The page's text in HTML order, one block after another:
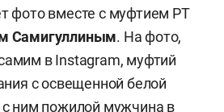
фото вместе с муфтием РТ
Самигуллиным. На фото,
в Instagram, муфтий
с освещенной белой
ним пожилой мужчина в